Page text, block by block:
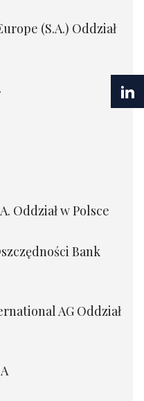
(S.A.) Oddział
Oddział w Polsce
Bank
AG Oddział